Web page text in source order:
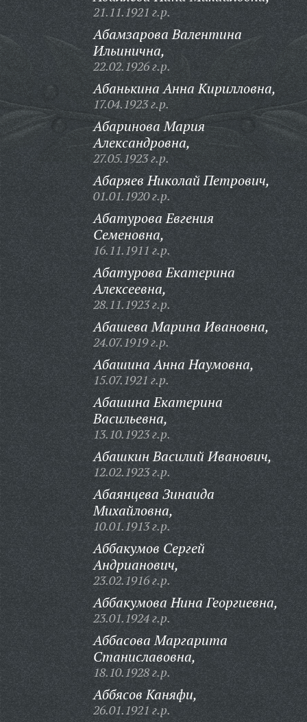
21.11.1921 г.р.
Абамзарова Валентина
Ильинична,
22.02.1926 г.р.
Абанькина Анна Кирилловна,
17.04.1923 г.р.
Абаринова Мария
Александровна,
27.05.1923 г.р.
Абаряев Николай Петрович,
01.01.1920 г.р.
Абатурова Евгения
Семеновна,
16.11.1911 г.р.
Абатурова Екатерина
Алексеевна,
28.11.1923 г.р.
Абашева Марина Ивановна,
24.07.1919 г.р.
Абашина Анна Наумовна,
15.07.1921 г.р.
Абашина Екатерина
Васильевна,
13.10.1923 г.р.
Абашкин Василий Иванович,
12.02.1923 г.р.
Абаянцева Зинаида
Михайловна,
10.01.1913 г.р.
Аббакумов Сергей
Андрианович,
23.02.1916 г.р.
Аббакумова Нина Георгиевна,
23.01.1924 г.р.
Аббасова Маргарита
Станиславовна,
18.10.1928 г.р.
Аббясов Каняфи,
26.01.1921 г.р.